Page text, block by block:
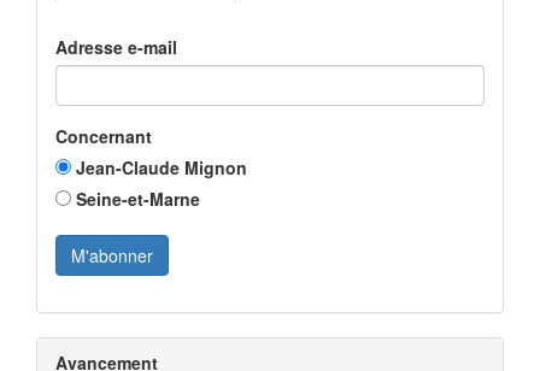
Adresse e-mail
Concernant
Jean-Claude Mignon
Seine-et-Marne
Avancement